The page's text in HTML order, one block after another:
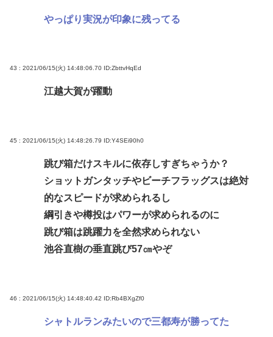
やっぱり実況が印象に残ってる
43 : 2021/06/15(火) 14:48:06.70 ID:ZbttvHqEd
江越大賀が躍動
45 : 2021/06/15(火) 14:48:26.79 ID:Y4SEi90h0
跳び箱だけスキルに依存しすぎちゃうか？
ショットガンタッチやビーチフラッグスは絶対
的なスピードが求められるし
綱引きや樽投はパワーが求められるのに
跳び箱は跳躍力を全然求められない
池谷直樹の垂直跳び57㎝やぞ
46 : 2021/06/15(火) 14:48:40.42 ID:Rb4BXgZf0
シャトルランみたいので三都寿が勝ってた